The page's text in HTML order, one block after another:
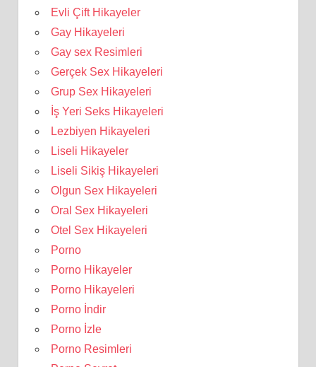
Evli Çift Hikayeler
Gay Hikayeleri
Gay sex Resimleri
Gerçek Sex Hikayeleri
Grup Sex Hikayeleri
İş Yeri Seks Hikayeleri
Lezbiyen Hikayeleri
Liseli Hikayeler
Liseli Sikiş Hikayeleri
Olgun Sex Hikayeleri
Oral Sex Hikayeleri
Otel Sex Hikayeleri
Porno
Porno Hikayeler
Porno Hikayeleri
Porno İndir
Porno İzle
Porno Resimleri